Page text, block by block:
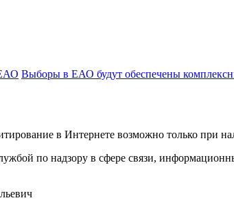
Выборы в ЕАО будут обеспечены
в Интернете возможно только при
по надзору в сфере связи,